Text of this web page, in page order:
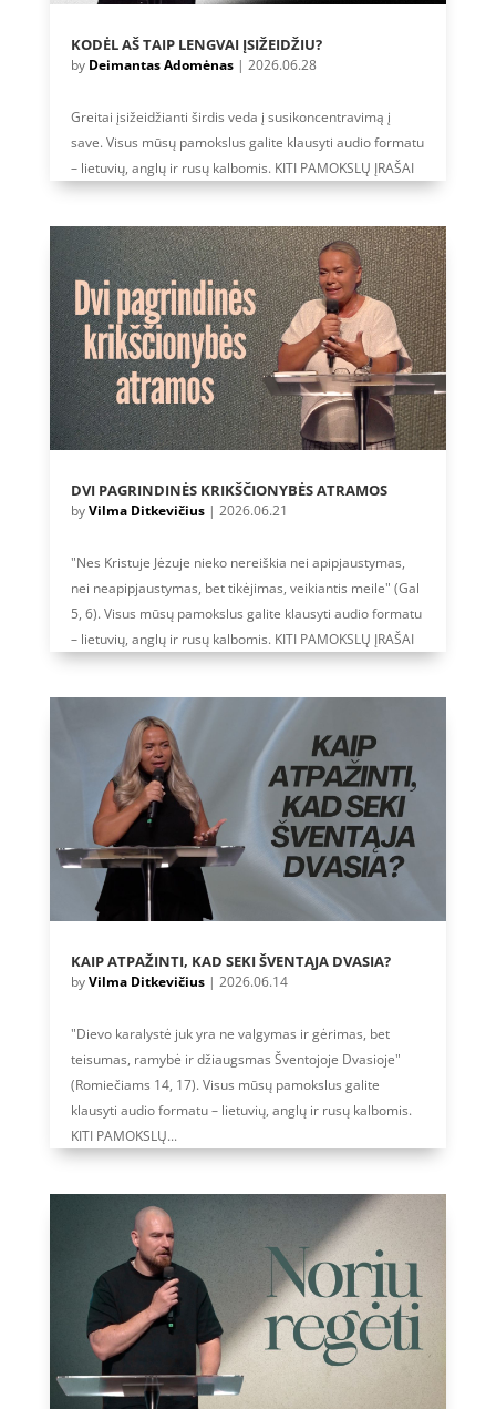
KODĖL AŠ TAIP LENGVAI ĮSIŽEIDŽIU?
by Deimantas Adomėnas| 2026.06.28
Greitai įsižeidžianti širdis veda į susikoncentravimą į
save. Visus mūsų pamokslus galite klausyti audio formatu
– lietuvių, anglų ir rusų kalbomis. KITI PAMOKSLŲ ĮRAŠAI
DVI PAGRINDINĖS KRIKŠČIONYBĖS ATRAMOS
byVilma Ditkevičius| 2026.06.21
"Nes Kristuje Jėzuje nieko nereiškia nei apipjaustymas,
nei neapipjaustymas, bet tikėjimas, veikiantis meile" (Gal
5, 6). Visus mūsų pamokslus galite klausyti audio formatu
– lietuvių, anglų ir rusų kalbomis. KITI PAMOKSLŲ ĮRAŠAI
KAIP ATPAŽINTI, KAD SEKI ŠVENTĄJA DVASIA?
byVilma Ditkevičius| 2026.06.14
"Dievo karalystė juk yra ne valgymas ir gėrimas, bet
teisumas, ramybė ir džiaugsmas Šventojoje Dvasioje"
(Romiečiams 14, 17). Visus mūsų pamokslus galite
klausyti audio formatu – lietuvių, anglų ir rusų kalbomis.
KITI PAMOKSLŲ...